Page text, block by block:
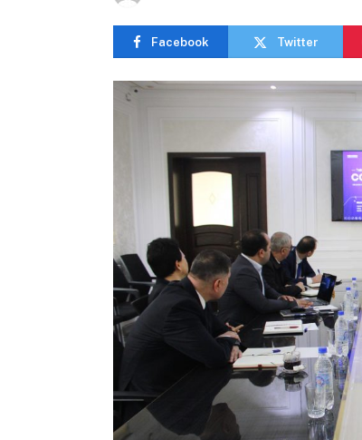
Facebook Twitter